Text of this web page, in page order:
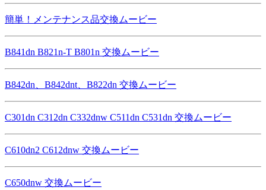
簡単！メンテナンス品交換ムービー
B841dn B821n-T B801n 交換ムービー
B842dn、B842dnt、B822dn 交換ムービー
C301dn C312dn C332dnw C511dn C531dn 交換ムービー
C610dn2 C612dnw 交換ムービー
C650dnw 交換ムービー